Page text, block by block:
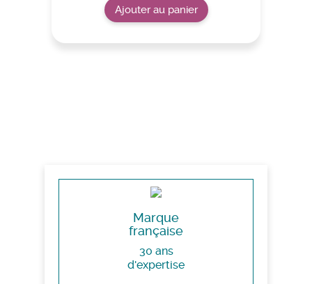
Ajouter au panier
Marque
française
30 ans
d'expertise